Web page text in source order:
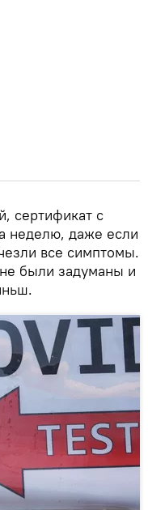
сертификат с
неделю, даже если
все симптомы.
были задуманы и